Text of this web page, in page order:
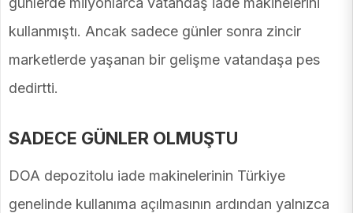
kullanmıştı. Ancak sadece günler sonra zincir
marketlerde yaşanan bir gelişme vatandaşa pes
dedirtti.
SADECE GÜNLER OLMUŞTU
DOA depozitolu iade makinelerinin Türkiye
genelinde kullanıma açılmasının ardından yalnızca